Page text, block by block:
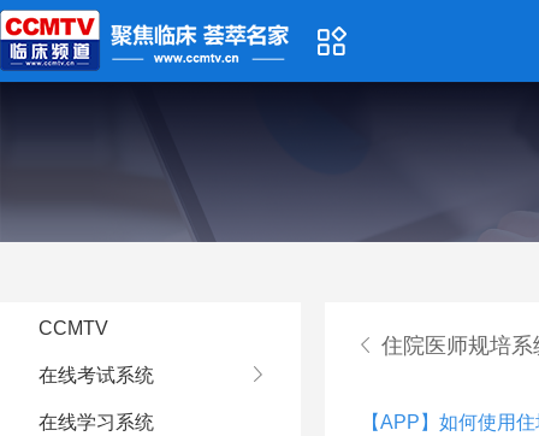
CCMTV
在线考试系统
在线学习系统
住院医师规培系
【APP】如何使用